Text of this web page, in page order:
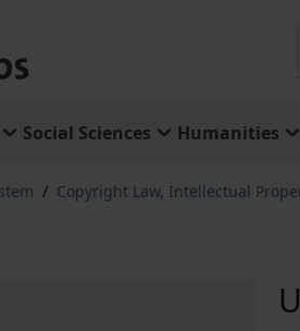
Social Sciences Humanities
/ Copyright Law, Intellectual